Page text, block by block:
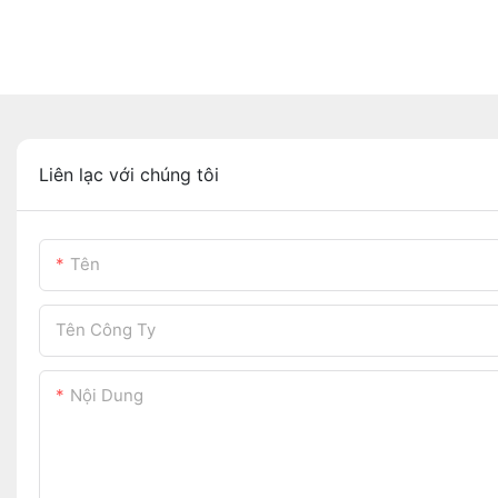
Liên lạc với chúng tôi
Tên
Tên Công Ty
Nội Dung